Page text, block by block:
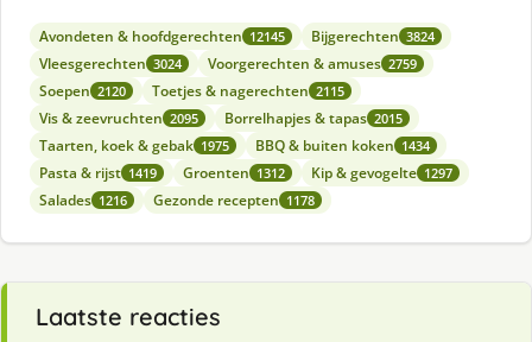
Avondeten & hoofdgerechten 12145 Bijgerechten 3824
Vleesgerechten 3024 Voorgerechten & amuses 2759
Soepen 2120 Toetjes & nagerechten 2115
Vis & zeevruchten 2095 Borrelhapjes & tapas 2015
Taarten, koek & gebak 1975 BBQ & buiten koken 1434
Pasta & rijst 1419 Groenten 1312 Kip & gevogelte 1297
Salades 1216 Gezonde recepten 1178
Laatste reacties